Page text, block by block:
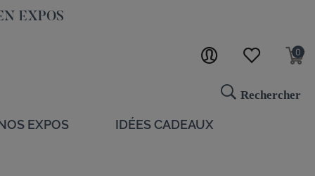
EXPOS
0
EXPOS IDÉES CADEAUX
Rechercher